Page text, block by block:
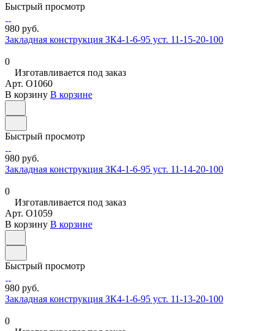
Быстрый просмотр
980 руб.
Закладная конструкция ЗК4-1-6-95 уст. 11-15-20-100
0
Изготавливается под заказ
Арт. O1060
В корзину В корзине
Быстрый просмотр
980 руб.
Закладная конструкция ЗК4-1-6-95 уст. 11-14-20-100
0
Изготавливается под заказ
Арт. O1059
В корзину В корзине
Быстрый просмотр
980 руб.
Закладная конструкция ЗК4-1-6-95 уст. 11-13-20-100
0